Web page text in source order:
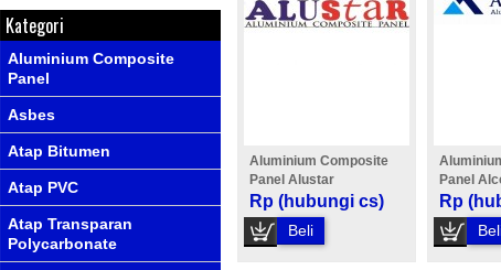
Aluminium Composite
Panel Alustar
Rp (hubungi cs)
Beli
Panel
Rp
Kategori
Aluminium Composite
Panel
Asbes
Atap Bitumen
Atap PVC
Atap Transparan
Polycarbonate